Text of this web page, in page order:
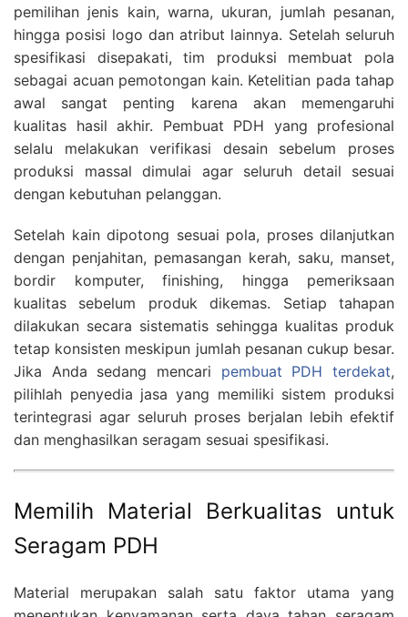
pemilihan jenis kain, warna, ukuran, jumlah pesanan,
hingga posisi logo dan atribut lainnya. Setelah seluruh
spesifikasi disepakati, tim produksi membuat pola
sebagai acuan pemotongan kain. Ketelitian pada tahap
awal sangat penting karena akan memengaruhi
kualitas hasil akhir. Pembuat PDH yang profesional
selalu melakukan verifikasi desain sebelum proses
produksi massal dimulai agar seluruh detail sesuai
dengan kebutuhan pelanggan.
Setelah kain dipotong sesuai pola, proses dilanjutkan
dengan penjahitan, pemasangan kerah, saku, manset,
bordir komputer, finishing, hingga pemeriksaan
kualitas sebelum produk dikemas. Setiap tahapan
dilakukan secara sistematis sehingga kualitas produk
tetap konsisten meskipun jumlah pesanan cukup besar.
Jika Anda sedang mencari pembuat PDH terdekat,
pilihlah penyedia jasa yang memiliki sistem produksi
terintegrasi agar seluruh proses berjalan lebih efektif
dan menghasilkan seragam sesuai spesifikasi.
Memilih Material Berkualitas untuk
Seragam PDH
Material merupakan salah satu faktor utama yang